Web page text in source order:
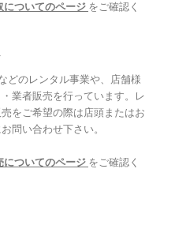
についてのページ をご確認く
どのレンタル事業や、店舗様
業者販売を行っています。レ
をご希望の際は店頭またはお
問い合わせ下さい。
についてのページ をご確認く